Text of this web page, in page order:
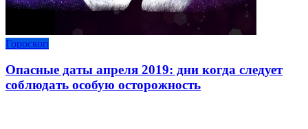
Гороскоп
Опасные даты апреля 2019: дни когда следует
соблюдать особую осторожность